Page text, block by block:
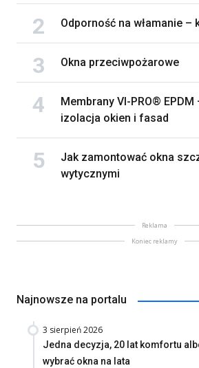
Odporność na włamanie –
Okna przeciwpożarowe
Membrany VI-PRO®
izolacja okien i fasad
Jak zamontować okna
wytycznymi
Reklama
Koniec reklamy
Najnowsze na portalu
3 sierpień 2026
Jedna decyzja, 20 lat komfortu
wybrać okna na lata